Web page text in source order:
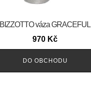
BIZZOTTO váza GRACEFUL
970 Kč
DO OBCHODU